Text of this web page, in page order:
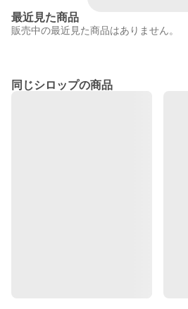
最近見た商品
販売中の最近見た商品はありません。
同じシロップの商品